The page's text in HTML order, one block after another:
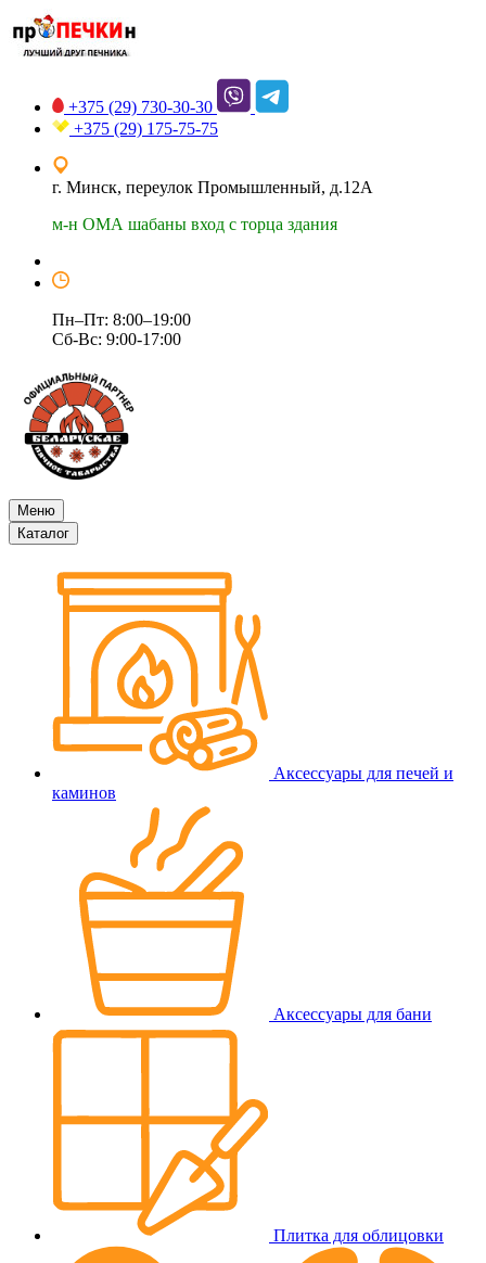
+375 (29) 730-30-30
+375 (29) 175-75-75
г. Минск, переулок Промышленный, д.12А
м-н ОМА шабаны вход с торца здания
Пн–Пт: 8:00–19:00
Сб-Вс: 9:00-17:00
Меню
Каталог
Аксессуары для печей и
каминов
Аксессуары для бани
Плитка для облицовки